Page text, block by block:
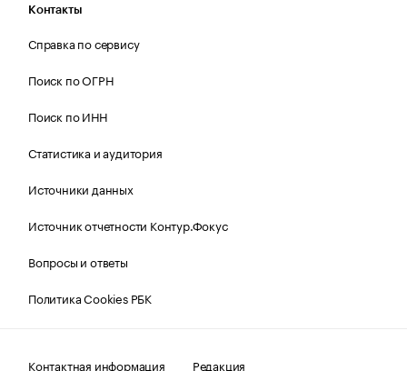
Контакты
Справка по сервису
Поиск по ОГРН
Поиск по ИНН
Статистика и аудитория
Источники данных
Источник отчетности Контур.Фокус
Вопросы и ответы
Политика Cookies РБК
Контактная информация Редакция